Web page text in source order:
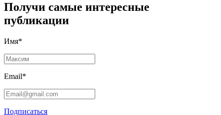
Получи самые интересные
публикации
Имя*
Email*
Подписаться